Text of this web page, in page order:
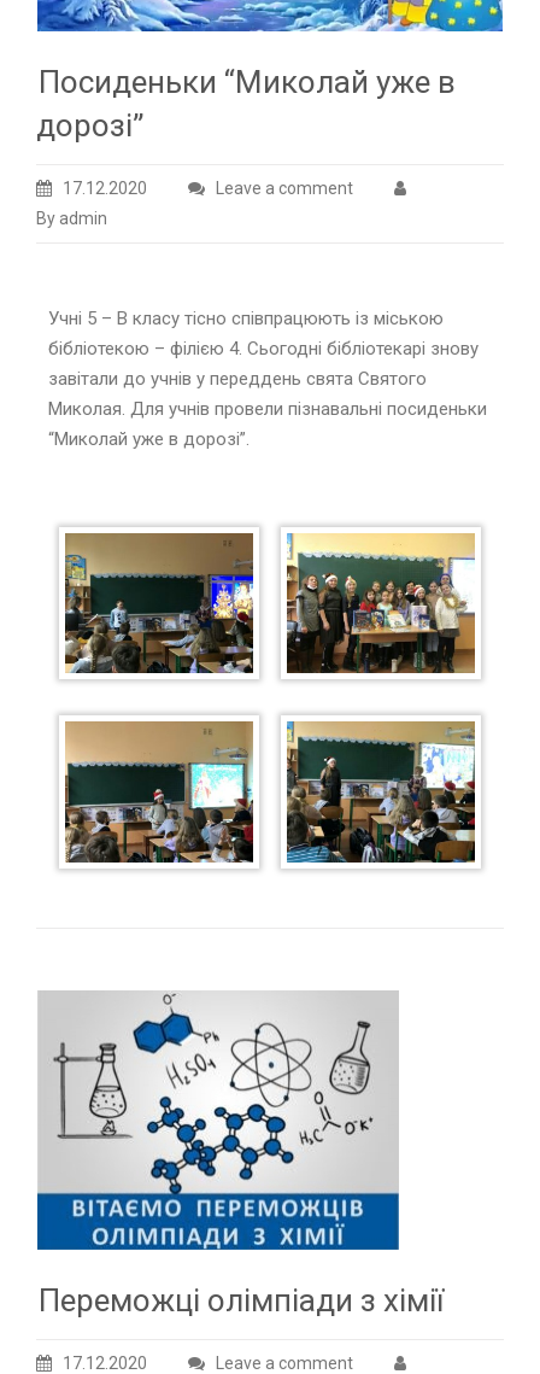
Посиденьки “Миколай уже в
дорозі”
17.12.2020
Leave a comment
By admin
Учні 5 – В класу тісно співпрацюють із міською
бібліотекою – філією 4. Сьогодні бібліотекарі знову
завітали до учнів у переддень свята Святого
Миколая. Для учнів провели пізнавальні посиденьки
“Миколай уже в дорозі”.
Переможці олімпіади з хімії
17.12.2020
Leave a comment